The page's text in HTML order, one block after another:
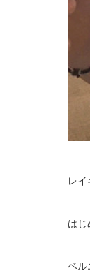
レ
はじ
ベル